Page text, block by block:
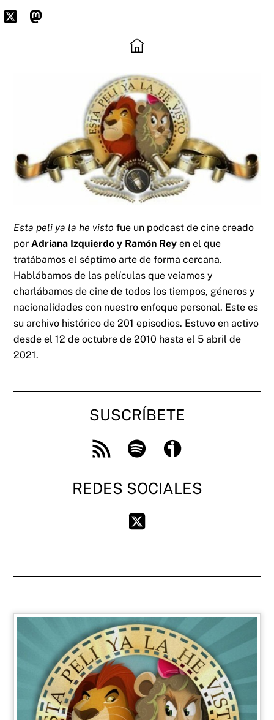
Skip
to
Icon
Mastodon
Esta peli ya la he visto fue un podcast de cine creado
por Adriana Izquierdo y Ramón Rey en el que
tratábamos el séptimo arte de forma cercana.
Hablábamos de las películas que veíamos y
charlábamos de cine de todos los tiempos, géneros y
nacionalidades con nuestro enfoque personal. Este es
su archivo histórico de 201 episodios. Estuvo en activo
desde el 12 de octubre de 2010 hasta el 5 abril de
2021.
SUSCRÍBETE
Feed
Spotify Ivoox
REDES SOCIALES
Twitter